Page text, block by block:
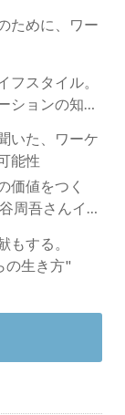
ために、ワー
フスタイル。
ションの知ら
いた、ワーケ
能性
価値をつく
周吾さんイン
もする。
の生き方"